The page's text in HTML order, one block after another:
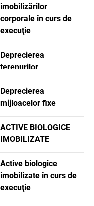
imobilizărilor
corporale în curs de
execuţie
Deprecierea
terenurilor
Deprecierea
mijloacelor fixe
ACTIVE BIOLOGICE
IMOBILIZATE
Active biologice
imobilizate în curs de
execuţie